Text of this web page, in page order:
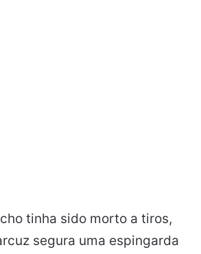
tinha sido morto a tiros,
segura uma espingarda